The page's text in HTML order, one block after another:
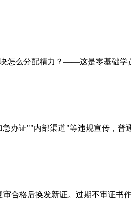
怎么分配精力？——这是零基础学
办证""内部渠道"等违规宣传，
合格后换发新证。过期不审证书